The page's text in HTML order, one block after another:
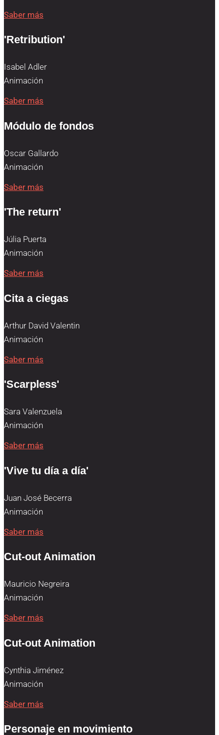
Saber más
'Retribution'
Isabel Adler
Animación
Saber más
Módulo de fondos
Oscar Gallardo
Animación
Saber más
'The return'
Júlia Puerta
Animación
Saber más
Cita a ciegas
Arthur David Valentin
Animación
Saber más
'Scarpless'
Sara Valenzuela
Animación
Saber más
'Vive tu día a día'
Juan José Becerra
Animación
Saber más
Cut-out Animation
Mauricio Negreira
Animación
Saber más
Cut-out Animation
Cynthia Jiménez
Animación
Saber más
Personaje en movimiento